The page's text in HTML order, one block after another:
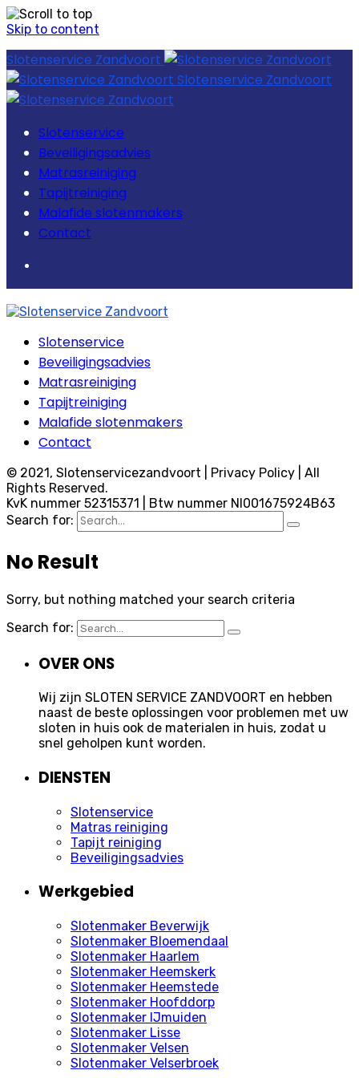
Skip to content
Slotenservice Zandvoort
Slotenservice Zandvoort
Slotenservice
Beveiligingsadvies
Matrasreiniging
Tapijtreiniging
Malafide slotenmakers
Contact
Slotenservice
Beveiligingsadvies
Matrasreiniging
Tapijtreiniging
Malafide slotenmakers
Contact
© 2021, Slotenservicezandvoort | Privacy Policy | All
Rights Reserved.
KvK nummer 52315371 | Btw nummer Nl001675924B63
Search for:
No Result
Sorry, but nothing matched your search criteria
Search for:
OVER ONS
Wij zijn SLOTEN SERVICE ZANDVOORT en hebben
naast de beste oplossingen voor problemen met uw
sloten in huis ook de materialen in huis, zodat u
snel geholpen kunt worden.
DIENSTEN
Slotenservice
Matras reiniging
Tapijt reiniging
Beveiligingsadvies
Werkgebied
Slotenmaker Beverwijk
Slotenmaker Bloemendaal
Slotenmaker Haarlem
Slotenmaker Heemskerk
Slotenmaker Heemstede
Slotenmaker Hoofddorp
Slotenmaker IJmuiden
Slotenmaker Lisse
Slotenmaker Velsen
Slotenmaker Velserbroek